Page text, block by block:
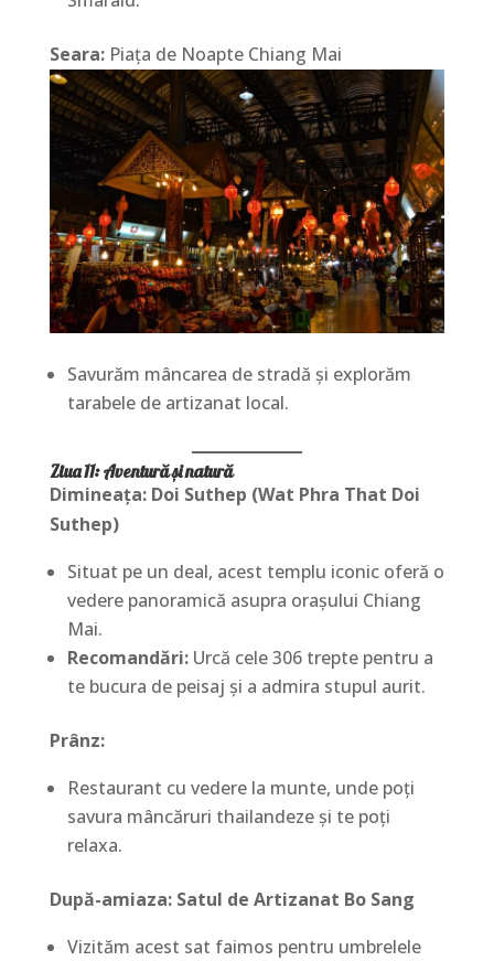
Seara:Piața de Noapte Chiang Mai
Savurăm mâncarea de stradă și explorăm
tarabele de artizanat local.
Ziua 11: Aventură și natură
Dimineața: Doi Suthep (Wat Phra That Doi
Suthep)
Situat pe un deal, acest templu iconic oferă o
vedere panoramică asupra orașului Chiang
Mai.
Recomandări:Urcă cele 306 trepte pentru a
te bucura de peisaj și a admira stupul aurit.
Prânz:
Restaurant cu vedere la munte, unde poți
savura mâncăruri thailandeze și te poți
relaxa.
După-amiaza: Satul de Artizanat Bo Sang
Vizităm acest sat faimos pentru umbrelele